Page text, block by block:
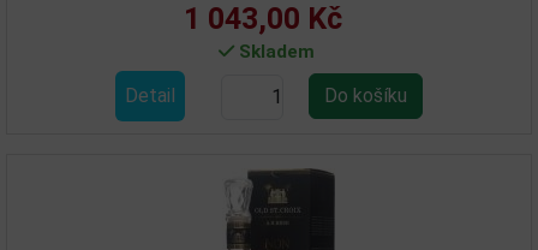
1 043,00 Kč
Skladem
Detail